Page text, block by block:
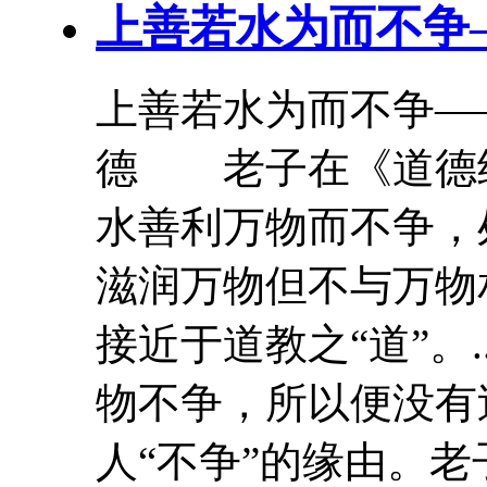
上善若水为而不
上善若水为而不争
德 老子在《道德
水善利万物而不争
滋润万物但不与万
接近于道教之“道”
物不争，所以便没
人“不争”的缘由。